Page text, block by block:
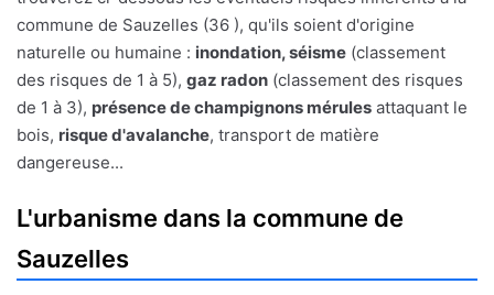
commune de Sauzelles (36 ), qu'ils soient d'origine
naturelle ou humaine : inondation, séisme (classement
des risques de 1 à 5), gaz radon (classement des risques
de 1 à 3), présence de champignons mérules attaquant le
bois, risque d'avalanche, transport de matière
dangereuse...
L'urbanisme dans la commune de
Sauzelles